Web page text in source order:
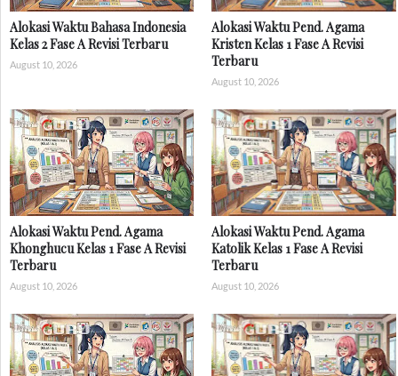
Alokasi Waktu Bahasa Indonesia
Kelas 2 Fase A Revisi Terbaru
August 10, 2026
Alokasi Waktu Pend. Agama
Kristen Kelas 1 Fase A Revisi
Terbaru
August 10, 2026
Alokasi Waktu Pend. Agama
Khonghucu Kelas 1 Fase A Revisi
Terbaru
August 10, 2026
Alokasi Waktu Pend. Agama
Katolik Kelas 1 Fase A Revisi
Terbaru
August 10, 2026